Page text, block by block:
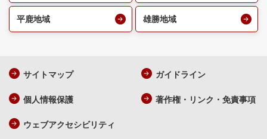
平鹿地域 雄勝地域
サイトマップ ガイドライン
個人情報保護 著作権・リンク・免責事項
ウェブアクセシビリティ